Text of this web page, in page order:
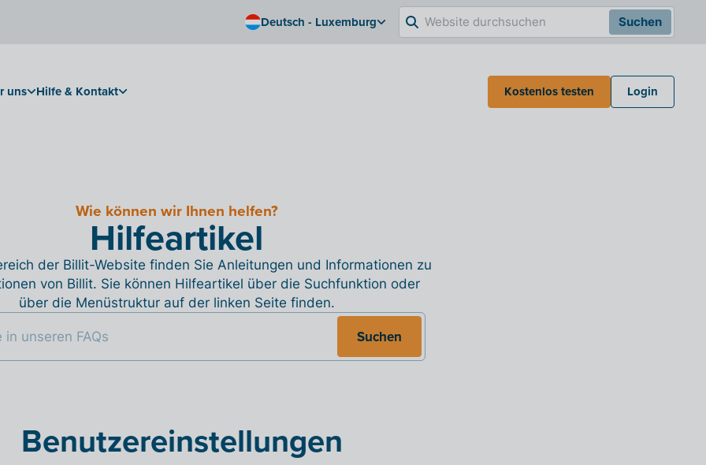
Deutsch - Luxemburg Suchen
uns Hilfe & Kontakt Kostenlos testen Login
Wie können wir Ihnen helfen?
Hilfeartikel
der Billit-Website finden Sie Anleitungen und Informationen zu
von Billit. Sie können Hilfeartikel über die Suchfunktion oder
über die Menüstruktur auf der linken Seite finden.
Suchen
Benutzereinstellungen